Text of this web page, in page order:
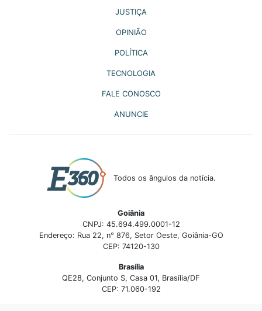
JUSTIÇA
OPINIÃO
POLÍTICA
TECNOLOGIA
FALE CONOSCO
ANUNCIE
Todos os ângulos da notícia.
Goiânia
CNPJ: 45.694.499.0001-12
Endereço: Rua 22, n° 876, Setor Oeste, Goiânia-GO
CEP: 74120-130
Brasília
QE28, Conjunto S, Casa 01, Brasília/DF
CEP: 71.060-192